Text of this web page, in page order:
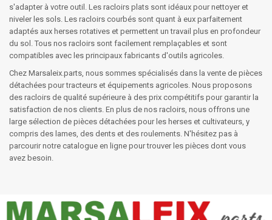
s'adapter à votre outil. Les racloirs plats sont idéaux pour nettoyer et
niveler les sols. Les racloirs courbés sont quant à eux parfaitement
adaptés aux herses rotatives et permettent un travail plus en profondeur
du sol. Tous nos racloirs sont facilement remplaçables et sont
compatibles avec les principaux fabricants d'outils agricoles.
Chez Marsaleix.parts, nous sommes spécialisés dans la vente de pièces
détachées pour tracteurs et équipements agricoles. Nous proposons
des racloirs de qualité supérieure à des prix compétitifs pour garantir la
satisfaction de nos clients. En plus de nos racloirs, nous offrons une
large sélection de pièces détachées pour les herses et cultivateurs, y
compris des lames, des dents et des roulements. N'hésitez pas à
parcourir notre catalogue en ligne pour trouver les pièces dont vous
avez besoin.